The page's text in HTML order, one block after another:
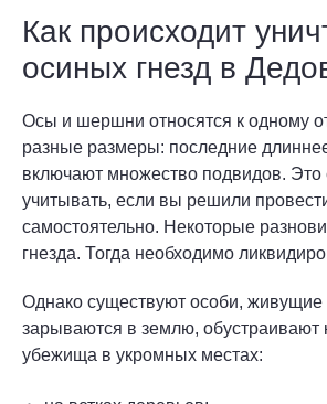
Как происходит
осиных гнезд в
Осы и шершни относятся к одному
разные размеры: последние
включают множество подвидов. Это
учитывать, если вы решили
самостоятельно. Некоторые
гнезда. Тогда необходимо
Однако существуют особи, живущие
зарываются в землю, обустраивают
убежища в укромных местах: